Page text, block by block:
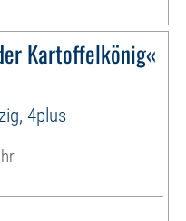
Kartoffelkönig«
4plus